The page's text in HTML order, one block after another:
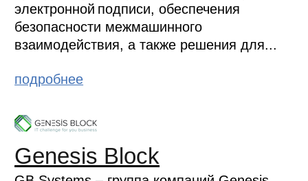
электронной подписи, обеспечения
безопасности межмашинного
взаимодействия, а также решения для...
подробнее
Genesis Block